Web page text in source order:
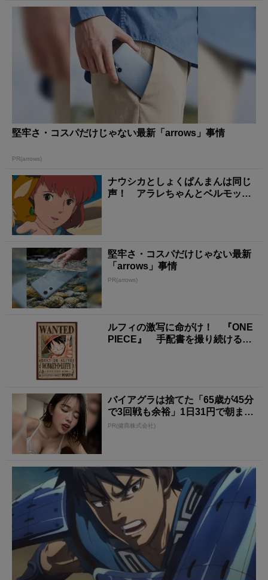
堅牢さ・コスパだけじゃない最新「arrows」事情
PR(arrows)
ナウシカとしょくぱんまんは同じ
声！ アラレちゃんとベルモット
堅牢さ・コスパだけじゃない最新
「arrows」事情
PR(arrows)
ルフィの激写に命がけ！ 『ONE
PIECE』 手配書を撮り続ける
バイアグラは捨てた「65歳が45分
で3回戦も余裕」1日31円で朝まで
絶好調！
PR(健商株式会社)